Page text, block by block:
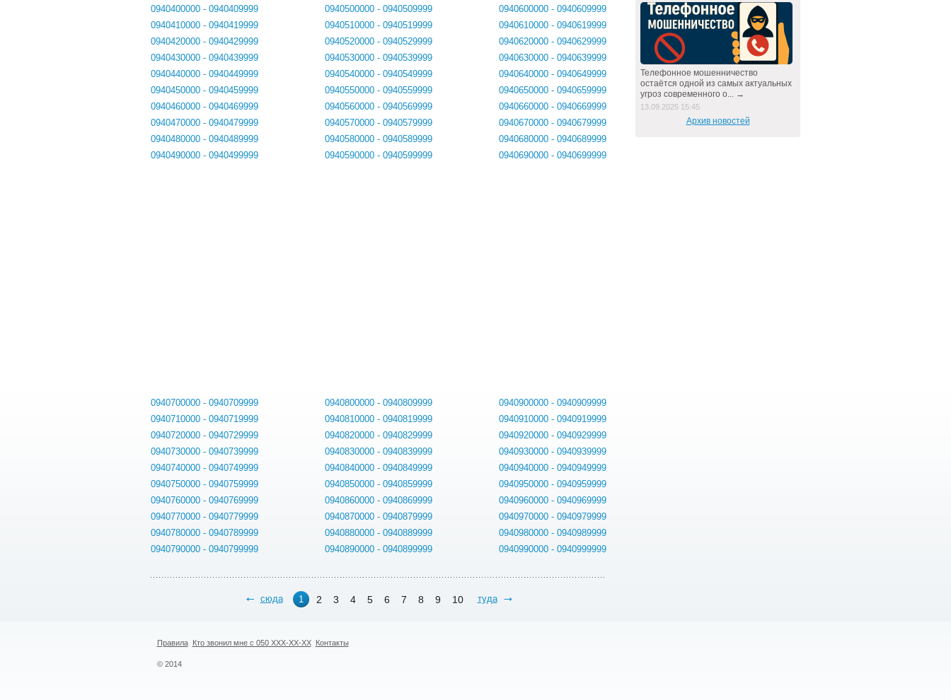
0940400000 - 0940409999
0940410000 - 0940419999
0940420000 - 0940429999
0940430000 - 0940439999
0940440000 - 0940449999
0940450000 - 0940459999
0940460000 - 0940469999
0940470000 - 0940479999
0940480000 - 0940489999
0940490000 - 0940499999
0940500000 - 0940509999
0940510000 - 0940519999
0940520000 - 0940529999
0940530000 - 0940539999
0940540000 - 0940549999
0940550000 - 0940559999
0940560000 - 0940569999
0940570000 - 0940579999
0940580000 - 0940589999
0940590000 - 0940599999
0940600000 - 0940609999
0940610000 - 0940619999
0940620000 - 0940629999
0940630000 - 0940639999
0940640000 - 0940649999
0940650000 - 0940659999
0940660000 - 0940669999
0940670000 - 0940679999
0940680000 - 0940689999
0940690000 - 0940699999
0940700000 - 0940709999
0940710000 - 0940719999
0940720000 - 0940729999
0940730000 - 0940739999
0940740000 - 0940749999
0940750000 - 0940759999
0940760000 - 0940769999
0940770000 - 0940779999
0940780000 - 0940789999
0940790000 - 0940799999
0940800000 - 0940809999
0940810000 - 0940819999
0940820000 - 0940829999
0940830000 - 0940839999
0940840000 - 0940849999
0940850000 - 0940859999
0940860000 - 0940869999
0940870000 - 0940879999
0940880000 - 0940889999
0940890000 - 0940899999
0940900000 - 0940909999
0940910000 - 0940919999
0940920000 - 0940929999
0940930000 - 0940939999
0940940000 - 0940949999
0940950000 - 0940959999
0940960000 - 0940969999
0940970000 - 0940979999
0940980000 - 0940989999
0940990000 - 0940999999
сюда 1 2 3 4 5 6 7 8 9 10 туда
Телефонное мошенничество
остаётся одной из самых актуальных
угроз современного о... →
13.09.2025 15:45
Архив новостей
Правила Кто звонил мне с 050 XXX-XX-XX Контакты
© 2014